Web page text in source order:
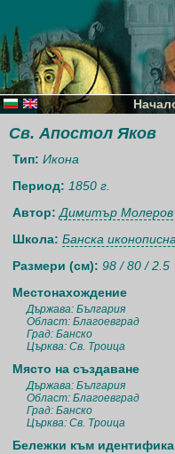
Св. Апостол Яков
Тип: Икона
Период: 1850 г.
Автор: Димитър Молеров
Школа: Банска
Размери (см): 98 / 80 / 2.5
Местонахождение
Държава: България
Област: Благоевград
Град: Банско
Църква: Св. Троица
Място на създаване
Държава: България
Област: Благоевград
Град: Банско
Църква: Св. Троица
Бележки към